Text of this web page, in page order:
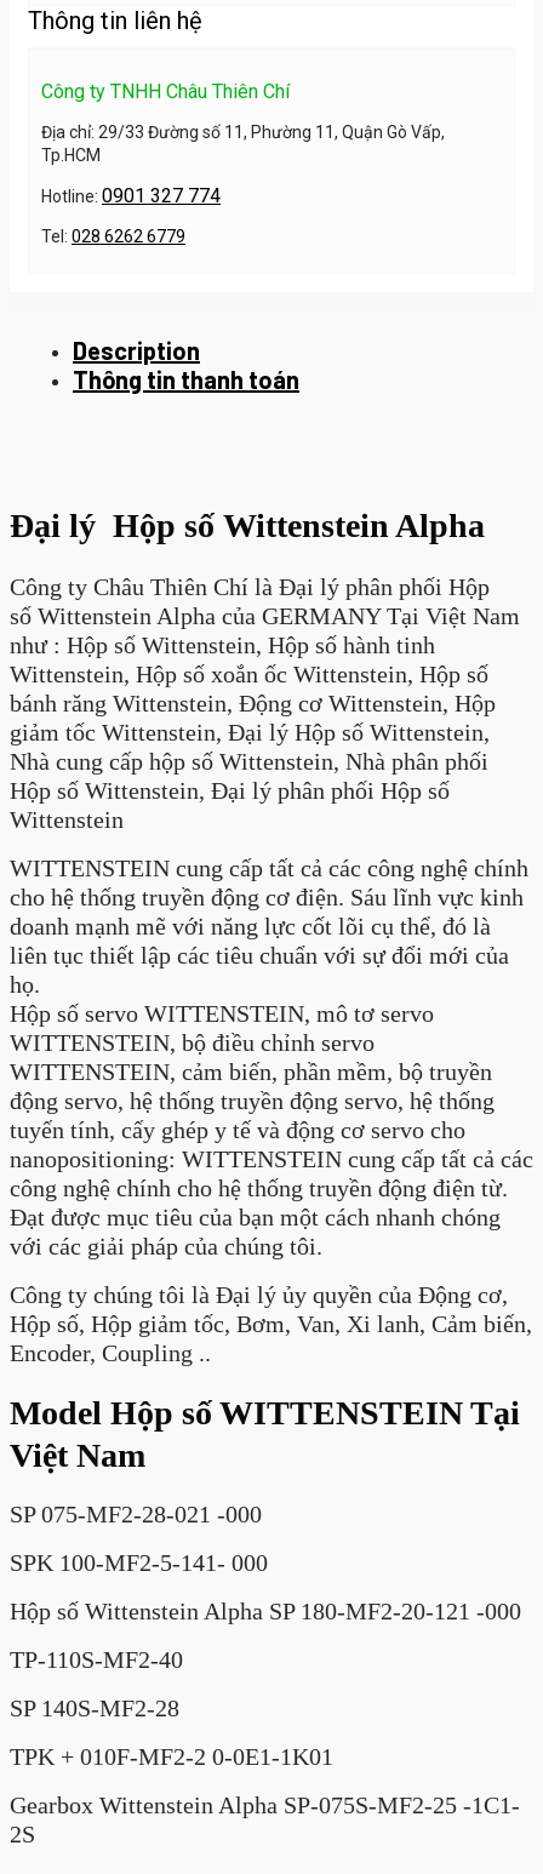
Thông tin liên hệ
Công ty TNHH Châu Thiên Chí
Địa chỉ: 29/33 Đường số 11, Phường 11, Quận Gò Vấp,
Tp.HCM
Hotline: 0901 327 774
Tel: 028 6262 6779
Description
Thông tin thanh toán
Đại lý Hộp số Wittenstein Alpha
Công ty Châu Thiên Chí là Đại lý phân phối Hộp
số Wittenstein Alpha của GERMANY Tại Việt Nam
như : Hộp số Wittenstein, Hộp số hành tinh
Wittenstein, Hộp số xoắn ốc Wittenstein, Hộp số
bánh răng Wittenstein, Động cơ Wittenstein, Hộp
giảm tốc Wittenstein, Đại lý Hộp số Wittenstein,
Nhà cung cấp hộp số Wittenstein, Nhà phân phối
Hộp số Wittenstein, Đại lý phân phối Hộp số
Wittenstein
WITTENSTEIN cung cấp tất cả các công nghệ chính
cho hệ thống truyền động cơ điện. Sáu lĩnh vực kinh
doanh mạnh mẽ với năng lực cốt lõi cụ thể, đó là
liên tục thiết lập các tiêu chuẩn với sự đổi mới của
họ.
Hộp số servo WITTENSTEIN, mô tơ servo
WITTENSTEIN, bộ điều chỉnh servo
WITTENSTEIN, cảm biến, phần mềm, bộ truyền
động servo, hệ thống truyền động servo, hệ thống
tuyến tính, cấy ghép y tế và động cơ servo cho
nanopositioning: WITTENSTEIN cung cấp tất cả các
công nghệ chính cho hệ thống truyền động điện từ.
Đạt được mục tiêu của bạn một cách nhanh chóng
với các giải pháp của chúng tôi.
Công ty chúng tôi là Đại lý ủy quyền của Động cơ,
Hộp số, Hộp giảm tốc, Bơm, Van, Xi lanh, Cảm biến,
Encoder, Coupling ..
Model Hộp số WITTENSTEINTại
Việt Nam
SP 075-MF2-28-021 -000
SPK 100-MF2-5-141- 000
Hộp số Wittenstein Alpha SP 180-MF2-20-121 -000
TP-110S-MF2-40
SP 140S-MF2-28
TPK + 010F-MF2-2 0-0E1-1K01
Gearbox Wittenstein Alpha SP-075S-MF2-25 -1C1-
2S